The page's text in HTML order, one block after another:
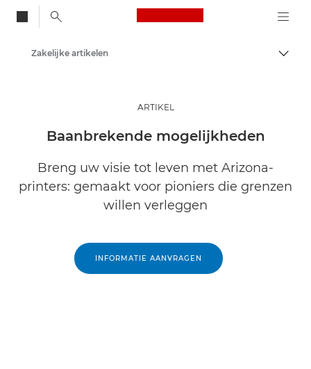
Canon Logo, back
Inzichten
Zakelijke artikelen
ARTIKEL
Baanbrekende mogelijkheden
Breng uw visie tot leven met Arizona-
printers: gemaakt voor pioniers die grenzen
willen verleggen
INFORMATIE AANVRAGEN